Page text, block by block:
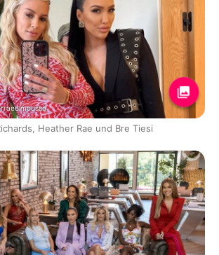
Heather Rae und Bre Tiesi